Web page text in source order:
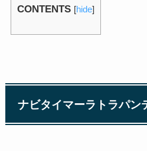
CONTENTS [hide]
ナビタイマーラトラパン